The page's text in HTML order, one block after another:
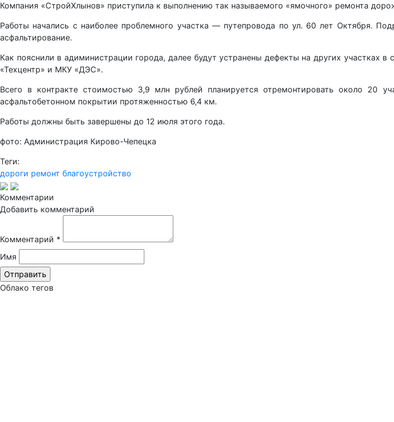
Компания «СтройХлынов» приступила к выполнению так называемого «ямочного» ремонта
Работы начались с наиболее проблемного участка — путепровода по ул. 60 лет Октября.
асфальтирование.
Как пояснили в адиминистрации города, далее будут устранены дефекты на других участках
«Техцентр» и МКУ «ДЭС».
Всего в контракте стоимостью 3,9 млн рублей планируется отремонтировать около
асфальтобетонном покрытии протяженностью 6,4 км.
Работы должны быть завершены до 12 июля этого года.
фото: Администрация Кирово-Чепецка
Теги:
дороги ремонт благоустройство
Комментарии
Добавить комментарий
Комментарий *
Имя
Облако тегов